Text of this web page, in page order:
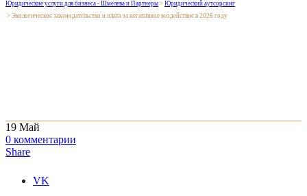
Юридические услуги для бизнеса - Шмелева и Партнеры > Юридический аутсорсинг
> Экологическое законодательство и плата за негативное воздействие в 2026 году
19 Май
0 комментарии
Share
VK